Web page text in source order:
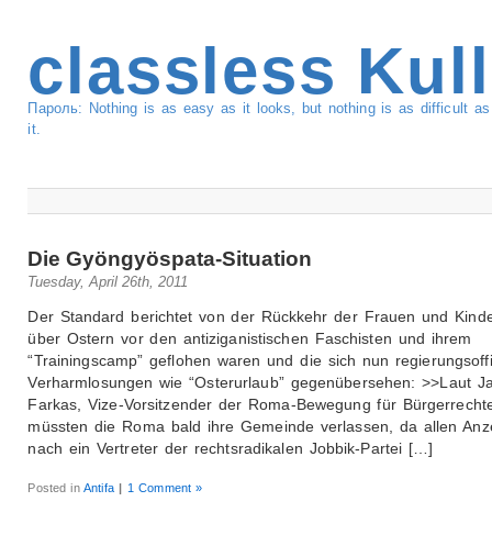
classless
Пароль: Nothing is as easy as it looks, but nothing is as difficult
it.
Die Gyöngyöspata-Situation
Tuesday, April 26th, 2011
Der Standard berichtet von der Rückkehr der Frauen und
über Ostern vor den antiziganistischen Faschisten und ihrem
“Trainingscamp” geflohen waren und die sich nun
Verharmlosungen wie “Osterurlaub” gegenübersehen: >>Laut
Farkas, Vize-Vorsitzender der Roma-Bewegung für
müssten die Roma bald ihre Gemeinde verlassen, da allen
nach ein Vertreter der rechtsradikalen Jobbik-Partei […]
Posted inAntifa | 1 Comment »